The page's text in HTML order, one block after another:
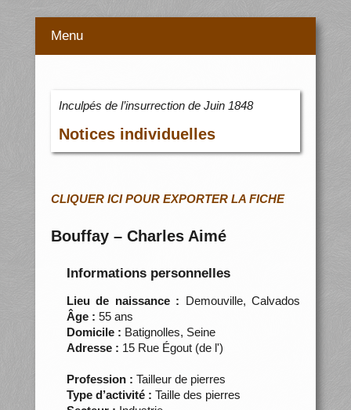
Menu
Inculpés de l’insurrection de Juin 1848
Notices individuelles
CLIQUER ICI POUR EXPORTER LA FICHE
Bouffay – Charles Aimé
Informations personnelles
Lieu de naissance : Demouville, Calvados
Âge : 55 ans
Domicile : Batignolles, Seine
Adresse : 15 Rue Égout (de l')
Profession : Tailleur de pierres
Type d’activité : Taille des pierres